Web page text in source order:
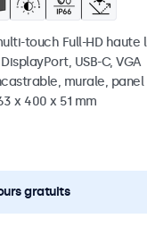
touch Full-HD haute
USB-C, VGA
murale, panel
x 400 x 51 mm
gratuits